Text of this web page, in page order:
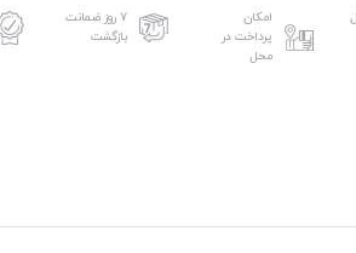
امکان
پرداخت در
محل
۷ روز ضمانت
بازگشت